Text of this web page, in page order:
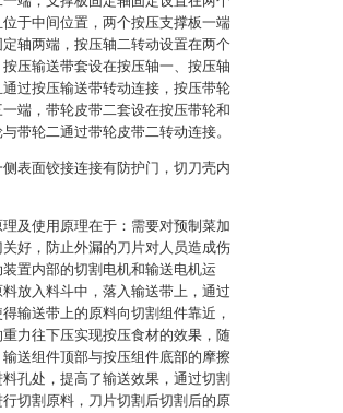
于中间位置，两个按压支撑板一端
轴两端，按压轴二转动设置在两个
压输送带套设在按压轴一、按压轴
过按压输送带转动连接，按压带轮
端，带轮皮带二套设在按压带轮和
带轮二通过带轮皮带二转动连接。
表面铰接连接有防护门，切刀壳内
及使用原理在于：需要对预制菜加
好，防止外漏的刀片对人员造成伤
置内部的切割电机和输送电机运
放入料斗中，落入输送带上，通过
输送带上的原料向切割组件靠近，
力往下压实现按压食材的效果，随
送组件顶部与按压组件底部的摩擦
孔处，提高了输送效果，通过切割
切割原料，刀片切割后切割后的原